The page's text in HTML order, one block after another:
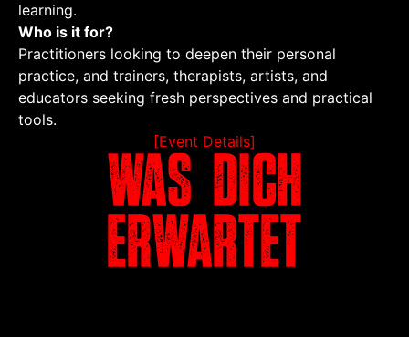
[Event Details]
Was dich
erwartet
learning.
Who is it for?
Practitioners looking to deepen their personal
practice, and trainers, therapists, artists, and
educators seeking fresh perspectives and practical
tools.